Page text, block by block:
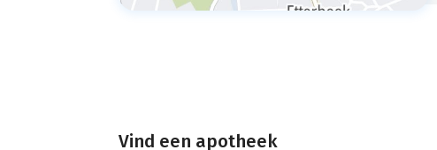
Vind een apotheek